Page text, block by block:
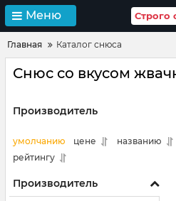
Меню Строго
Главная Каталог снюса
Снюс со вкусом
Производитель
умолчанию цене
названию
рейтингу
Производитель